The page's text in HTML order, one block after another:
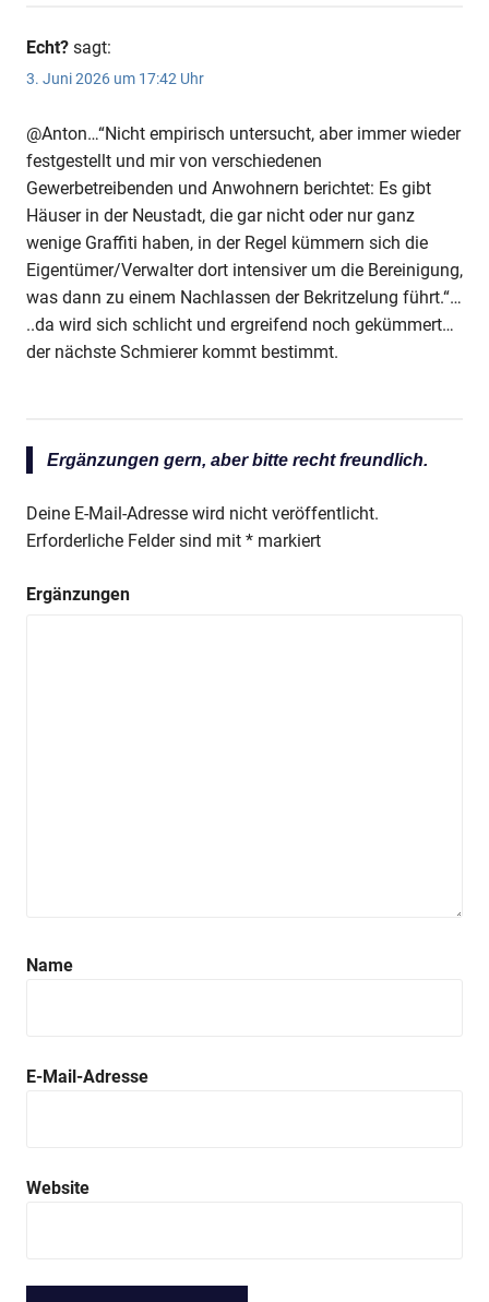
Echt? sagt:
3. Juni 2026 um 17:42 Uhr
@Anton…“Nicht empirisch untersucht, aber immer wieder
festgestellt und mir von verschiedenen
Gewerbetreibenden und Anwohnern berichtet: Es gibt
Häuser in der Neustadt, die gar nicht oder nur ganz
wenige Graffiti haben, in der Regel kümmern sich die
Eigentümer/Verwalter dort intensiver um die Bereinigung,
was dann zu einem Nachlassen der Bekritzelung führt.“…
..da wird sich schlicht und ergreifend noch gekümmert…
der nächste Schmierer kommt bestimmt.
Ergänzungen gern, aber bitte recht freundlich.
Deine E-Mail-Adresse wird nicht veröffentlicht.
Erforderliche Felder sind mit * markiert
Ergänzungen
Name
E-Mail-Adresse
Website